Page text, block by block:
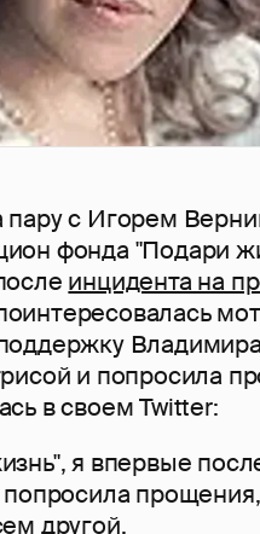
пару с Игорем
фонда "Подари
инцидента на
и попросила
в своем Twitter:
я впервые
попросила
другой.